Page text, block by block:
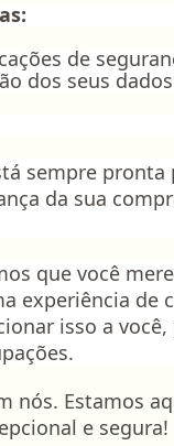
de
dos seus
sempre
da sua
que você
experiência de
isso a
nós. Estamos
e segura!